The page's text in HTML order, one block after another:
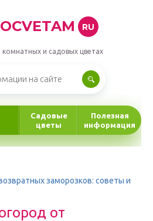
RU
и садовых цветах
Садовые
цветы
Полезная
информация
заморозков: советы и
от